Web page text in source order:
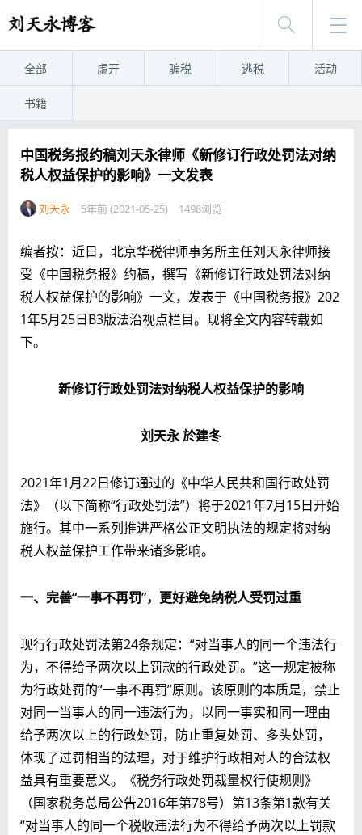
全部 虚开 骗税 逃税 活动
书籍
中国税务报约稿刘天永律师《新修订行政处罚法对纳
税人权益保护的影响》一文发表
刘天永 5年前 (2021-05-25) 1498浏览
编者按：近日，北京华税律师事务所主任刘天永律师接
受《中国税务报》约稿，撰写《新修订行政处罚法对纳
税人权益保护的影响》一文，发表于《中国税务报》202
1年5月25日B3版法治视点栏目。现将全文内容转载如
下。
新修订行政处罚法对纳税人权益保护的影响
刘天永 於建冬
2021年1月22日修订通过的《中华人民共和国行政处罚
法》（以下简称“行政处罚法”）将于2021年7月15日开始
施行。其中一系列推进严格公正文明执法的规定将对纳
税人权益保护工作带来诸多影响。
一、 完善“一事不再罚”，更好避免纳税人受罚过重
现行行政处罚法第24条规定：“对当事人的同一个违法行
为，不得给予两次以上罚款的行政处罚。”这一规定被称
为行政处罚的“一事不再罚”原则。该原则的本质是，禁止
对同一当事人的同一违法行为，以同一事实和同一理由
给予两次以上的行政处罚，防止重复处罚、多头处罚，
体现了过罚相当的法理，对于维护行政相对人的合法权
益具有重要意义。《税务行政处罚裁量权行使规则》
（国家税务总局公告2016年第78号）第13条第1款有关
“对当事人的同一个税收违法行为不得给予两次以上罚款